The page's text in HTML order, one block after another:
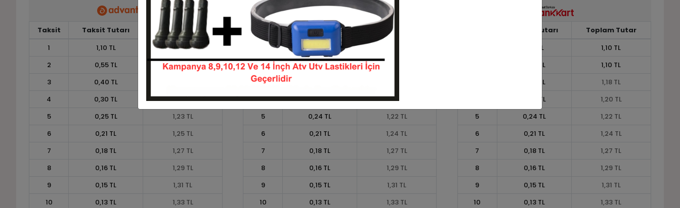
Taksit Taksit Tutarı
Toplam Tutar
1
1,10 TL
1,10 TL
2
0,55 TL
1,10 TL
3
0,40 TL
4
0,30 TL
1,21 TL
5
0,25 TL
1,23 TL
6
0,21 TL
1,25 TL
7
0,18 TL
1,27 TL
8
0,16 TL
1,29 TL
9
0,15 TL
1,31 TL
10
0,13 TL
1,33 TL
Taksit Taksit Tutarı
Toplam Tutar
1,10 TL
2
0,55 TL
3
4
0,30 TL
1,20 TL
5
0,24 TL
1,22 TL
6
0,21 TL
1,24 TL
7
0,18 TL
1,27 TL
8
0,16 TL
1,29 TL
9
0,15 TL
1,31 TL
10
0,13 TL
1,33 TL
Taksit Tutarı
Toplam Tutar
1,10 TL
1,10 TL
0,55 TL
1,10 TL
0,39 TL
1,18 TL
0,30 TL
1,20 TL
5
0,24 TL
1,22 TL
6
0,21 TL
1,24 TL
7
0,18 TL
1,27 TL
8
0,16 TL
1,29 TL
9
0,15 TL
1,31 TL
10
0,13 TL
1,33 TL